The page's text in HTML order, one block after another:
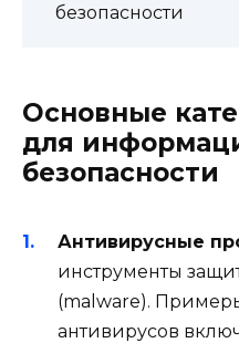
безопасности
Основные
для
безопасности
Антивирусные
инструменты
(malware).
антивирусов